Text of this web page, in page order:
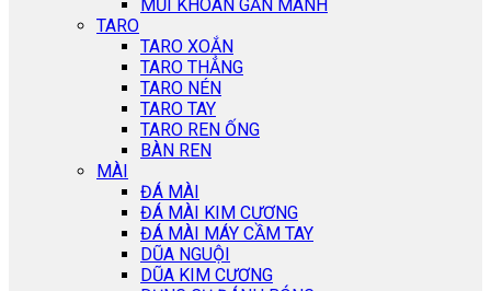
MŨI KHOAN GẮN MÃNH
TARO
TARO XOẮN
TARO THẲNG
TARO NÉN
TARO TAY
TARO REN ỐNG
BÀN REN
MÀI
ĐÁ MÀI
ĐÁ MÀI KIM CƯƠNG
ĐÁ MÀI MÁY CẦM TAY
DŨA NGUỘI
DŨA KIM CƯƠNG